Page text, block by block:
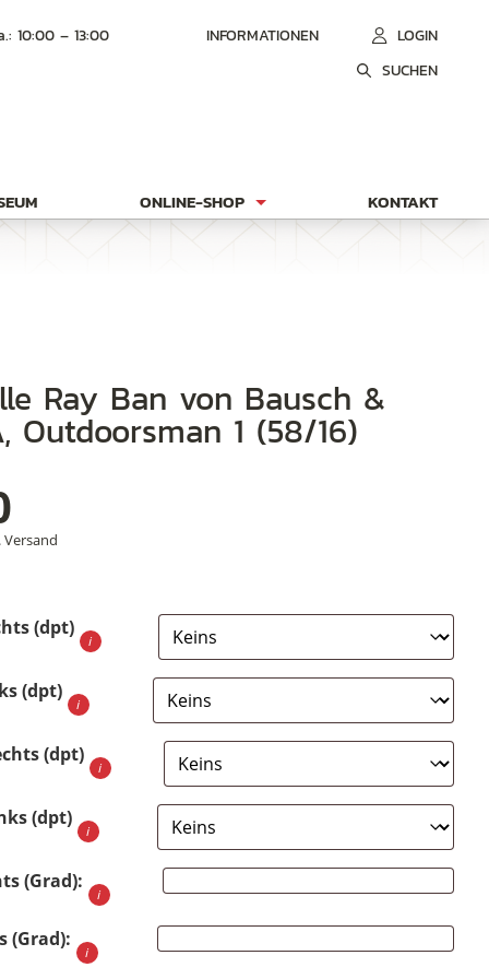
10:00 – 13:00 INFORMATIONEN
LOGIN
SUCHEN
ONLINE-SHOP KONTAKT
Outdoorsman 1 (58/16)
Versand
(dpt)
(dpt)
(dpt)
(dpt)
(Grad):
(Grad):